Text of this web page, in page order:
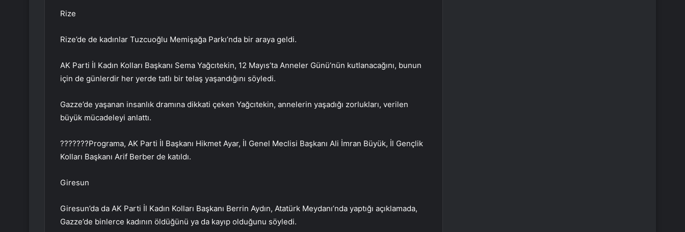
Rize
Rize’de de kadınlar Tuzcuoğlu Memişağa Parkı’nda bir araya geldi.
AK Parti İl Kadın Kolları Başkanı Sema Yağcıtekin, 12 Mayıs’ta Anneler Günü’nün kutlanacağını, bunun
için de günlerdir her yerde tatlı bir telaş yaşandığını söyledi.
Gazze’de yaşanan insanlık dramına dikkati çeken Yağcıtekin, annelerin yaşadığı zorlukları, verilen
büyük mücadeleyi anlattı.
???????Programa, AK Parti İl Başkanı Hikmet Ayar, İl Genel Meclisi Başkanı Ali İmran Büyük, İl Gençlik
Kolları Başkanı Arif Berber de katıldı.
Giresun
Giresun’da da AK Parti İl Kadın Kolları Başkanı Berrin Aydın, Atatürk Meydanı’nda yaptığı açıklamada,
Gazze’de binlerce kadının öldüğünü ya da kayıp olduğunu söyledi.